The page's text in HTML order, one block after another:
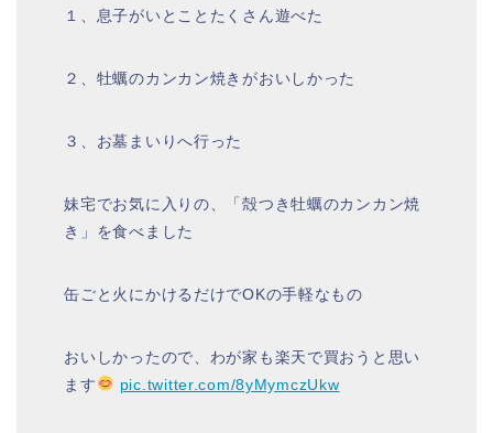
１、息子がいとことたくさん遊べた
２、牡蠣のカンカン焼きがおいしかった
３、お墓まいりへ行った
妹宅でお気に入りの、「殻つき牡蠣のカンカン焼
き」を食べました
缶ごと火にかけるだけでOKの手軽なもの
おいしかったので、わが家も楽天で買おうと思い
ます
pic.twitter.com/8yMymczUkw